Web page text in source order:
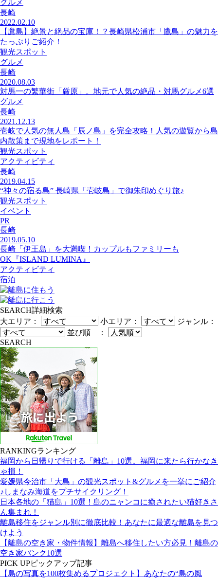
グルメ
長崎
2022.02.10
【鷹島】絶景と絶品の宝庫！？長崎県松浦市「鷹島」の魅力を
たっぷりご紹介！
観光スポット
グルメ
長崎
2020.08.03
対馬一の繁華街「厳原」。地元で人気の絶品・対馬グルメ6選
グルメ
長崎
2021.12.13
壱岐で人気の無人島「辰ノ島」を完全攻略！人気の遊覧から島
内散策まで現地をレポート！
観光スポット
アクティビティ
長崎
2019.04.15
“神々の宿る島” 長崎県「壱岐島」で御朱印めぐり旅♪
観光スポット
イベント
PR
長崎
2019.05.10
長崎「伊王島」を大満喫！カップルもファミリーも
OK『ISLAND LUMINA』
アクティビティ
宿泊
SEARCH詳細検索
大エリア：
小エリア：
ジャンル：
並び順 ：
SEARCH
RANKINGランキング
福岡から日帰りで行ける「離島」10選。福岡に来たら行かなき
ゃ損！
愛媛県今治市「大島」の観光スポット&グルメを一挙にご紹介
♪しまなみ海道をプチサイクリング！
日本各地の「猫島」10選！島のニャンコに癒されたい猫好きさ
ん集まれ！
離島移住をジャンル別に徹底比較！あなたに最適な離島を見つ
けよう
【離島の空き家・物件情報】離島へ移住したい方必見！離島の
空き家バンク10選
PICK UPピックアップ記事
【島の写真を100枚集めるプロジェクト】あなたの“島の風